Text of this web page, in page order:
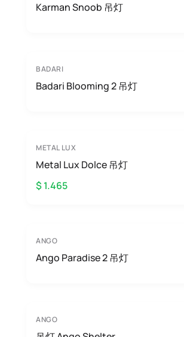
Karman Snoob 吊灯
BADARI
Badari Blooming 2 吊灯
METAL LUX
Metal Lux Dolce 吊灯
$ 1.465
ANGO
Ango Paradise 2 吊灯
ANGO